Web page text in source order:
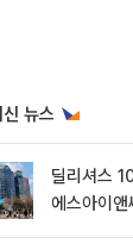
뉴스
딜리셔스
에스아이